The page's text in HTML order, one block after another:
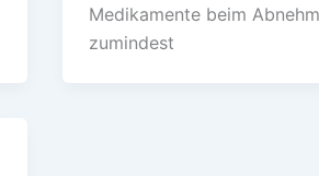
Medikamente beim
zumindest